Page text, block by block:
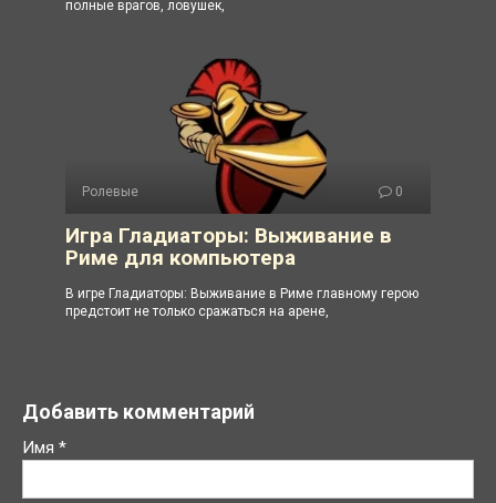
полные врагов, ловушек,
Ролевые 0
Игра Гладиаторы: Выживание в
Риме для компьютера
В игре Гладиаторы: Выживание в Риме главному герою
предстоит не только сражаться на арене,
Добавить комментарий
Имя *